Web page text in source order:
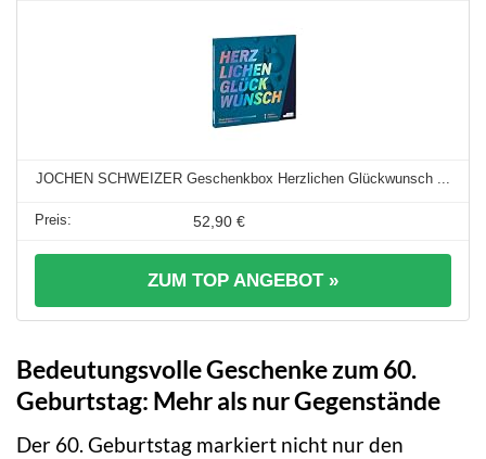
JOCHEN SCHWEIZER Geschenkbox Herzlichen Glückwunsch ...
52,90 €
ZUM TOP ANGEBOT »
Bedeutungsvolle Geschenke zum 60.
Geburtstag: Mehr als nur Gegenstände
Der 60. Geburtstag markiert nicht nur den